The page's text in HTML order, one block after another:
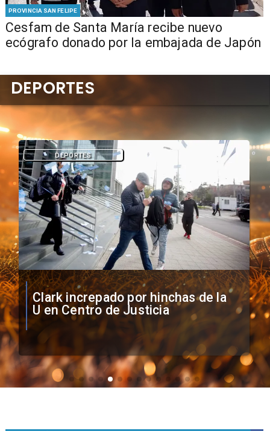
PROVINCIA SAN FELIPE
Cesfam de Santa María recibe nuevo
ecógrafo donado por la embajada de Japón
Vozinha firma contrato con Colo
Colo como nuevo arquero
DEPORTES
DEPORTES